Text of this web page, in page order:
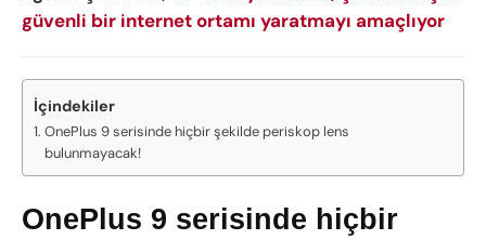
güvenli bir internet ortamı yaratmayı amaçlıyor
İçindekiler
OnePlus 9 serisinde hiçbir şekilde periskop lens
bulunmayacak!
OnePlus 9 serisinde hiçbir